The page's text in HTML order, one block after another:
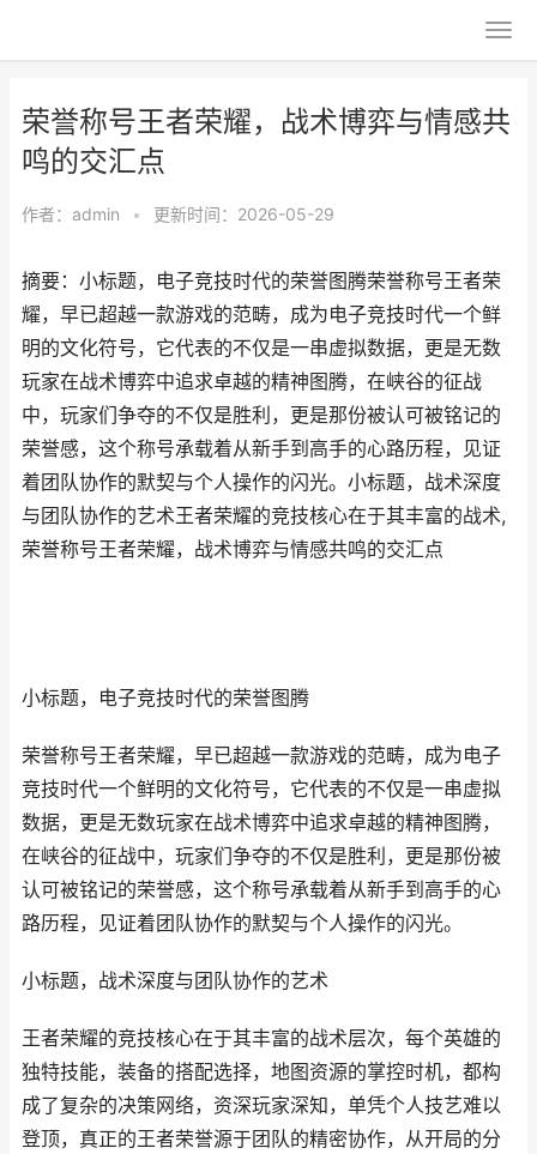
荣誉称号王者荣耀，战术博弈与情感共
鸣的交汇点
作者： admin • 更新时间：2026-05-29
摘要：小标题，电子竞技时代的荣誉图腾荣誉称号王者荣
耀，早已超越一款游戏的范畴，成为电子竞技时代一个鲜
明的文化符号，它代表的不仅是一串虚拟数据，更是无数
玩家在战术博弈中追求卓越的精神图腾，在峡谷的征战
中，玩家们争夺的不仅是胜利，更是那份被认可被铭记的
荣誉感，这个称号承载着从新手到高手的心路历程，见证
着团队协作的默契与个人操作的闪光。小标题，战术深度
与团队协作的艺术王者荣耀的竞技核心在于其丰富的战术,
荣誉称号王者荣耀，战术博弈与情感共鸣的交汇点
小标题，电子竞技时代的荣誉图腾
荣誉称号王者荣耀，早已超越一款游戏的范畴，成为电子
竞技时代一个鲜明的文化符号，它代表的不仅是一串虚拟
数据，更是无数玩家在战术博弈中追求卓越的精神图腾，
在峡谷的征战中，玩家们争夺的不仅是胜利，更是那份被
认可被铭记的荣誉感，这个称号承载着从新手到高手的心
路历程，见证着团队协作的默契与个人操作的闪光。
小标题，战术深度与团队协作的艺术
王者荣耀的竞技核心在于其丰富的战术层次，每个英雄的
独特技能，装备的搭配选择，地图资源的掌控时机，都构
成了复杂的决策网络，资深玩家深知，单凭个人技艺难以
登顶，真正的王者荣誉源于团队的精密协作，从开局的分